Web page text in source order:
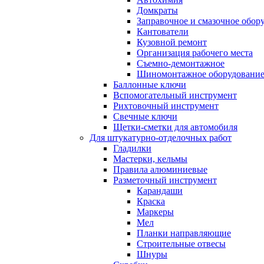
Домкраты
Заправочное и смазочное
Кантователи
Кузовной ремонт
Организация рабочего места
Съемно-демонтажное
Шиномонтажное оборудование
Баллонные ключи
Вспомогательный инструмент
Рихтовочный инструмент
Свечные ключи
Щетки-сметки для автомобиля
Для штукатурно-отделочных работ
Гладилки
Мастерки, кельмы
Правила алюминиевые
Разметочный инструмент
Карандаши
Краска
Маркеры
Мел
Планки направляющие
Строительные отвесы
Шнуры